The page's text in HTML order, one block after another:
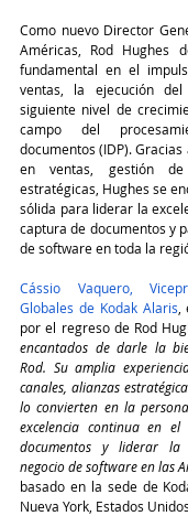
Como nuevo Director
Américas, Rod Hughes
fundamental en el
ventas, la ejecución
siguiente nivel de
campo del
documentos (IDP).
en ventas, gestión
estratégicas, Hughes se
sólida para liderar la
captura de documentos y
de software en toda la
Cássio Vaquero,
Globales de Kodak Alaris
por el regreso de Rod
encantados de darle la
Rod. Su amplia
canales, alianzas
lo convierten en la
excelencia continua en
documentos y liderar la
negocio de software en las
basado en la sede de
Nueva York, Estados